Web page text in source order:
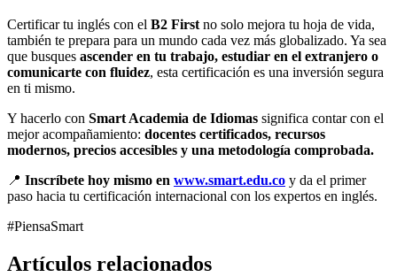
Certificar tu inglés con el B2 First no solo mejora tu hoja de vida,
también te prepara para un mundo cada vez más globalizado. Ya sea
que busques ascender en tu trabajo, estudiar en el extranjero o
comunicarte con fluidez, esta certificación es una inversión segura
en ti mismo.
Y hacerlo con Smart Academia de Idiomas significa contar con el
mejor acompañamiento: docentes certificados, recursos
modernos, precios accesibles y una metodología comprobada.
📍 Inscríbete hoy mismo en www.smart.edu.co y da el primer
paso hacia tu certificación internacional con los expertos en inglés.
#PiensaSmart
Artículos relacionados